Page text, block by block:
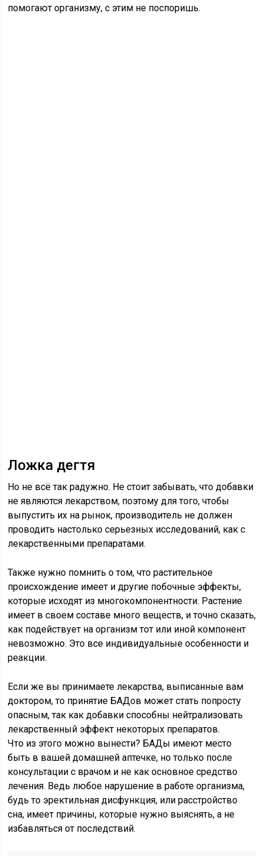
помогают организму, с этим не поспоришь.
Ложка дегтя
Но не всё так радужно. Не стоит забывать, что добавки
не являются лекарством, поэтому для того, чтобы
выпустить их на рынок, производитель не должен
проводить настолько серьезных исследований, как с
лекарственными препаратами.
Также нужно помнить о том, что растительное
происхождение имеет и другие побочные эффекты,
которые исходят из многокомпонентности. Растение
имеет в своем составе много веществ, и точно сказать,
как подействует на организм тот или иной компонент
невозможно. Это все индивидуальные особенности и
реакции.
Если же вы принимаете лекарства, выписанные вам
доктором, то принятие БАДов может стать попросту
опасным, так как добавки способны нейтрализовать
лекарственный эффект некоторых препаратов.
Что из этого можно вынести? БАДы имеют место
быть в вашей домашней аптечке, но только после
консультации с врачом и не как основное средство
лечения. Ведь любое нарушение в работе организма,
будь то эректильная дисфункция, или расстройство
сна, имеет причины, которые нужно выяснять, а не
избавляться от последствий.